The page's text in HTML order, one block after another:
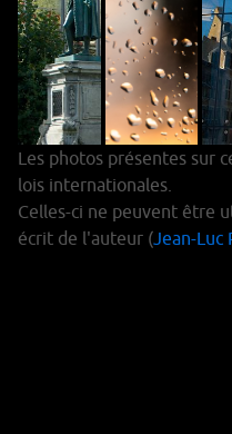
Les photos présentes sur
lois internationales.
Celles-ci ne peuvent être
écrit de l'auteur (Jean-Luc